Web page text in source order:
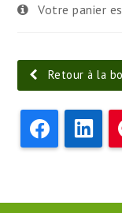
Votre panier
Retour à la
Facebook